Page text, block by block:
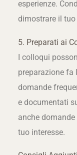
esperienze.
dimostrare il tuo
5. Preparati ai
I colloqui
preparazione fa
domande
e documentati
anche
tuo interesse.